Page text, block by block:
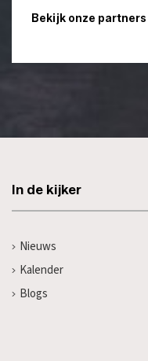
Bekijk onze partners
In de kijker
Nieuws
Kalender
Blogs